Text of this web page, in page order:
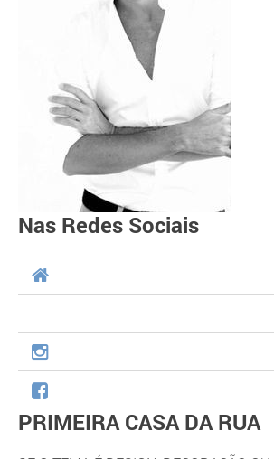
Nas Redes Sociais
PRIMEIRA CASA DA RUA